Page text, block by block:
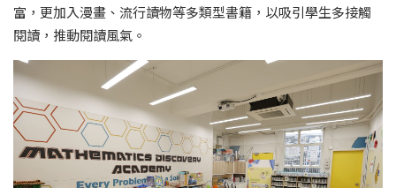
富，更加入漫畫、流行讀物等多類型書籍，以吸引學生多接觸
閱讀，推動閱讀風氣。